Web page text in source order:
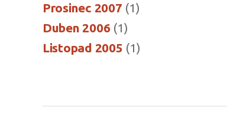
Prosinec 2007 (1)
Duben 2006(1)
Listopad 2005 (1)